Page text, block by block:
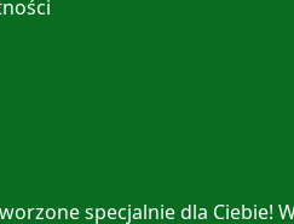
specjalnie dla Ciebie!